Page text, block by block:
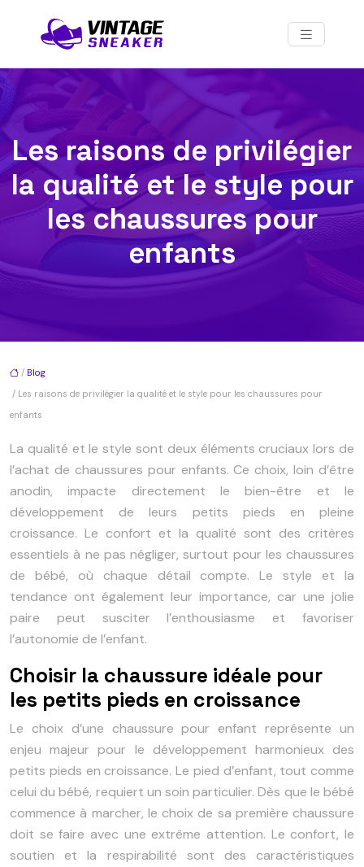
Les raisons de privilégier
la qualité et le style pour
les chaussures pour
enfants
/ Blog
/ Les raisons de privilégier la qualité et le style pour les chaussures pour
enfants
La qualité et le style sont deux éléments cruciaux lors de
l’achat de chaussures pour enfants. Ce choix, loin d’être
anodin, impacte directement le bien-être et le
développement de leurs petits pieds en pleine
croissance. Le confort et la qualité sont des critères
essentiels à ne pas négliger, surtout pour les chaussures
de bébé, où chaque détail compte. Le style et la
tendance ont également leur importance, car une jolie
paire peut susciter l’enthousiasme et favoriser
l’autonomie de l’enfant.
Choisir la chaussure idéale pour
les petits pieds en croissance
Le choix d’une chaussure pour enfant représente un
enjeu majeur pour le développement harmonieux des
petits pieds en croissance. Le pied d’enfant, tout comme
celui du bébé, requiert un soin particulier. Dès que le bébé
commence à marcher, le choix de sa première chaussure
doit se faire avec une extrême attention. Le confort, le
soutien et la respirabilité sont des caractéristiques